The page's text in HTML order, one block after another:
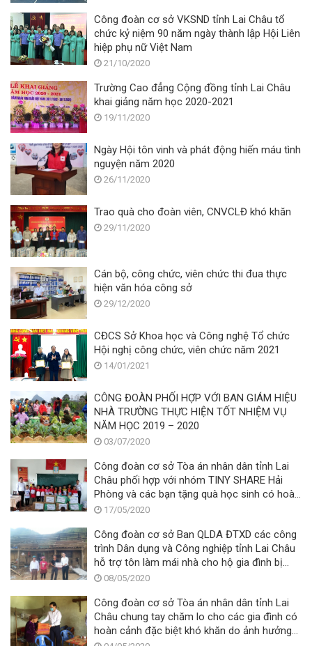
Công đoàn cơ sở VKSND tỉnh Lai Châu tổ
chức kỷ niệm 90 năm ngày thành lập Hội Liên
hiệp phụ nữ Việt Nam
21/10/2020
Trường Cao đẳng Cộng đồng tỉnh Lai Châu
khai giảng năm học 2020-2021
19/11/2020
Ngày Hội tôn vinh và phát động hiến máu tình
nguyện năm 2020
26/11/2020
Trao quà cho đoàn viên, CNVCLĐ khó khăn
29/11/2020
Cán bộ, công chức, viên chức thi đua thực
hiện văn hóa công sở
29/12/2020
CĐCS Sở Khoa học và Công nghệ Tổ chức
Hội nghị công chức, viên chức năm 2021
14/01/2021
CÔNG ĐOÀN PHỐI HỢP VỚI BAN GIÁM HIỆU
NHÀ TRƯỜNG THỰC HIỆN TỐT NHIỆM VỤ
NĂM HỌC 2019 – 2020
03/07/2020
Công đoàn cơ sở Tòa án nhân dân tỉnh Lai
Châu phối hợp với nhóm TINY SHARE Hải
Phòng và các bạn tặng quà học sinh có hoàn
cảnh khó khăn và ảnh hưởng bởi thiên tai
17/05/2020
Công đoàn cơ sở Ban QLDA ĐTXD các công
trình Dân dụng và Công nghiệp tỉnh Lai Châu
hỗ trợ tôn làm mái nhà cho hộ gia đình bị
thiệt hại do mưa đá, gió lốc tại xã Mù Sang
08/05/2020
Công đoàn cơ sở Tòa án nhân dân tỉnh Lai
Châu chung tay chăm lo cho các gia đình có
hoàn cảnh đặc biệt khó khăn do ảnh hưởng